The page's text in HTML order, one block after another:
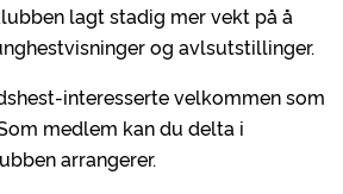
lagt stadig mer vekt på å
og avlsutstillinger.
interesserte velkommen som
medlem kan du delta i
arrangerer.